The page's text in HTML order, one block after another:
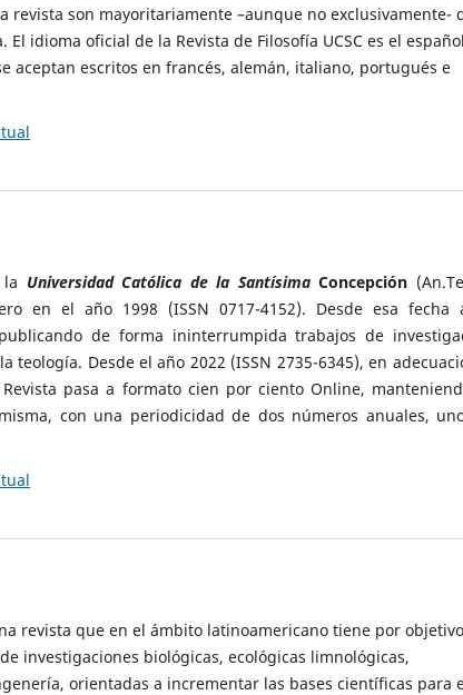
revista son mayoritariamente –aunque no exclusivamente-
El idioma oficial de la Revista de Filosofía UCSC es el
aceptan escritos en francés, alemán, italiano, portugués e
Universidad Católica de la SantísimaConcepción
en el año 1998 (ISSN 0717-4152). Desde esa fecha
de forma ininterrumpida trabajos de
teología. Desde el año 2022 (ISSN 2735-6345), en
pasa a formato cien por ciento Online,
con una periodicidad de dos números anuales,
revista que en el ámbito latinoamericano tiene por objetivo
investigaciones biológicas, ecológicas limnológicas,
orientadas a incrementar las bases científicas para